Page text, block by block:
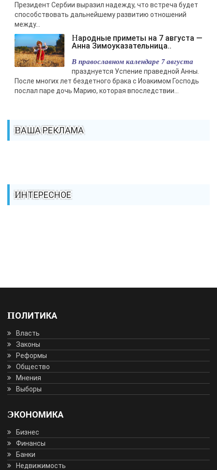
Президент Сербии выразил надежду, что встреча будет
способствовать дальнейшему развитию отношений
между...
Народные приметы на 7 августа —
Анна Зимоуказательница..
В православном календаре 7 августа
празднуется Успение праведной Анны.
После многих лет бездетного брака с Иоакимом Господь
послал паре дочь Марию, которая впоследствии...
ВАША РЕКЛАМА
ИНТЕРЕСНОЕ
ПОЛИТИКА
Власть
Законы
Реформы
Общество
Мнения
Выборы
ЭКОНОМИКА
Бизнес
Финансы
Банки
Недвижимость